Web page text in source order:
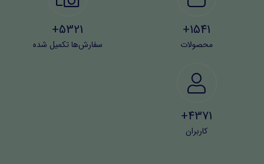
1541+
محصولات
5321+
سفارش‌ها تکمیل شده
4371+
کاربران